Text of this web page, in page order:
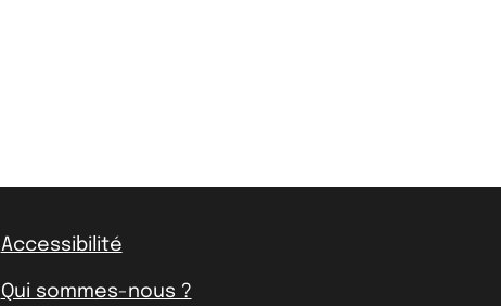
Accessibilité
Qui sommes-nous ?